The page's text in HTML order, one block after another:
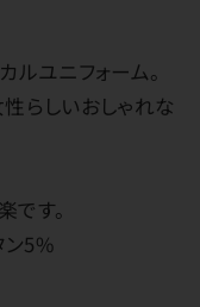
ルユニフォーム。
らしいおしゃれな
です。
ン5%